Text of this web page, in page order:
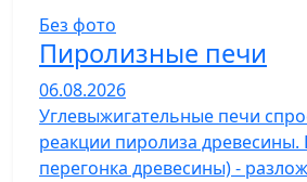
Без фото
Пиролизные печи
06.08.2026
Углевыжигательные печи
реакции пиролиза древесины.
перегонка древесины) -